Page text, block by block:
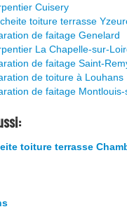
Cuisery
toiture terrasse
de faitage Genelard
La Chapelle-sur-
de faitage Saint-
de toiture à Louhans
de faitage
toiture terrasse